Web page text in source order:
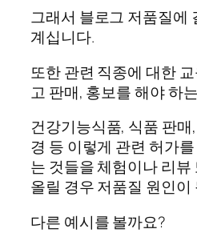
그래서 블로그 저품질에
계십니다.
또한 관련 직종에 대한
고 판매, 홍보를 해야 하
건강기능식품, 식품 판
경 등 이렇게 관련 허가
는 것들을 체험이나 리
올릴 경우 저품질 원인이
다른 예시를 볼까요?